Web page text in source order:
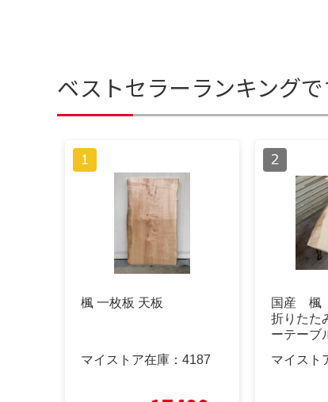
ベストセラーランキング
楓 一枚板 天板
マイストア在庫： 4187
国産 楓
折りたた
ーテー
マイスト